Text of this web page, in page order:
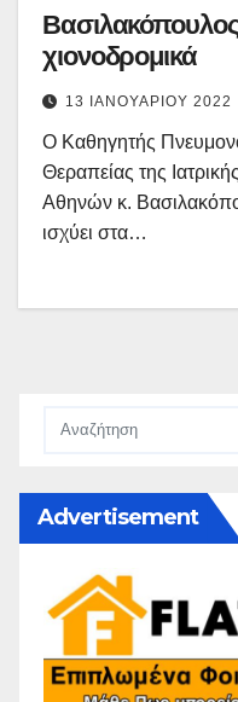
χιονοδρομικά
13 ΙΑΝΟΥΑΡΊΟΥ 2022
Ο Καθηγητής
Θεραπείας της
Αθηνών κ.
ισχύει στα…
Advertisement